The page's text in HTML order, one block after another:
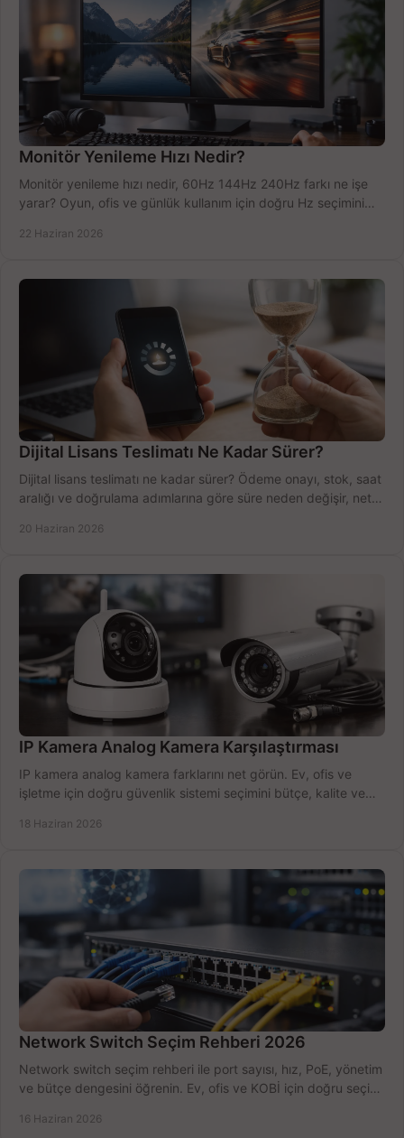
Monitör Yenileme Hızı Nedir?
Monitör yenileme hızı nedir, 60Hz 144Hz 240Hz farkı ne işe
yarar? Oyun, ofis ve günlük kullanım için doğru Hz seçimini
22 Haziran 2026
Dijital Lisans Teslimatı Ne Kadar Sürer?
Dijital lisans teslimatı ne kadar sürer? Ödeme onayı, stok, saat
aralığı ve doğrulama adımlarına göre süre neden değişir, net
20 Haziran 2026
IP Kamera Analog Kamera Karşılaştırması
IP kamera analog kamera farklarını net görün. Ev, ofis ve
işletme için doğru güvenlik sistemi seçimini bütçe, kalite ve
18 Haziran 2026
Network Switch Seçim Rehberi 2026
Network switch seçim rehberi ile port sayısı, hız, PoE, yönetim
ve bütçe dengesini öğrenin. Ev, ofis ve KOBİ için doğru seçimi
16 Haziran 2026